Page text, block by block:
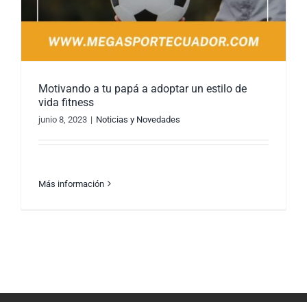
Motivando a tu papá a adoptar un estilo de
vida fitness
junio 8, 2023 | Noticias y Novedades
Más información